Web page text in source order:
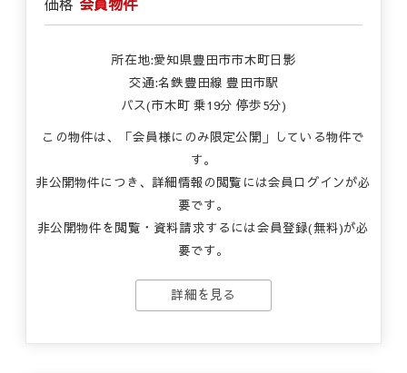
所在地:愛知県豊田市市木町日影
交通:名鉄豊田線 豊田市駅
バス(市木町 乗19分 停歩5分)
この物件は、「会員様にのみ限定公開」している物件で
す。
非公開物件につき、詳細情報の閲覧には会員ログインが必
要です。
非公開物件を閲覧・資料請求するには会員登録(無料)が必
要です。
詳細を見る